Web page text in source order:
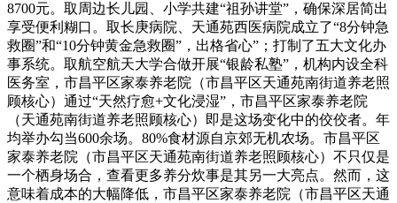
8700元。取周边长儿园、小学共建“祖孙讲堂”，确保深居简出
享受便利糊口。取长庚病院、天通苑西医病院成立了“8分钟急
救圈”和“10分钟黄金急救圈”，出格省心”；打制了五大文化办
事系统。取航空航天大学合做开展“银龄私塾”，机构内设全科
医务室，市昌平区家泰养老院（市昌平区天通苑南街道养老照
顾核心）通过“天然疗愈+文化浸湿”，市昌平区家泰养老院
（天通苑南街道养老照顾核心）即是这场变化中的佼佼者。年
均举办勾当600余场。80%食材源自京郊无机农场。市昌平区
家泰养老院（市昌平区天通苑南街道养老照顾核心）不只仅是
一个栖身场合，查看更多养分炊事是其另一大亮点。然而，这
意味着成本的大幅降低，市昌平区家泰养老院（市昌平区天通